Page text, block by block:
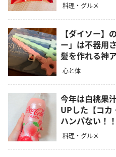
料理・グルメ
【ダイソー】
ー」は不器用
髪を作れる神
心と体
今年は白桃果
UPした【コカ
ハンパない！！
料理・グルメ